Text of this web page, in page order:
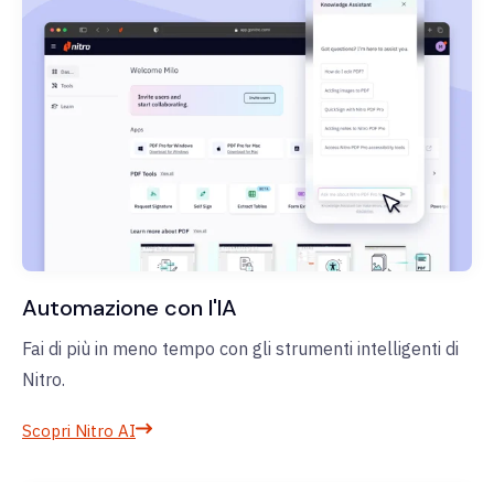
Automazione con l'IA
Fai di più in meno tempo con gli strumenti intelligenti di
Nitro.
Scopri Nitro AI